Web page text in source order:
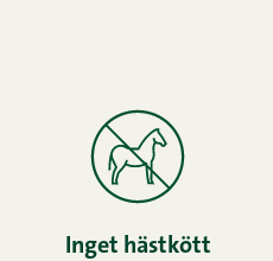
Inget hästkött